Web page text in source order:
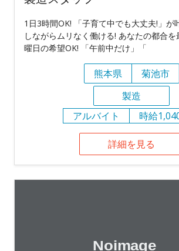
1日3時間OK! 「子育て中でも大丈夫!」が
しながらムリなく働ける! あなたの都合
曜日の希望OK! 「午前中だけ」「
熊本県
菊池市
製造
アルバイト
時給
詳細を見る